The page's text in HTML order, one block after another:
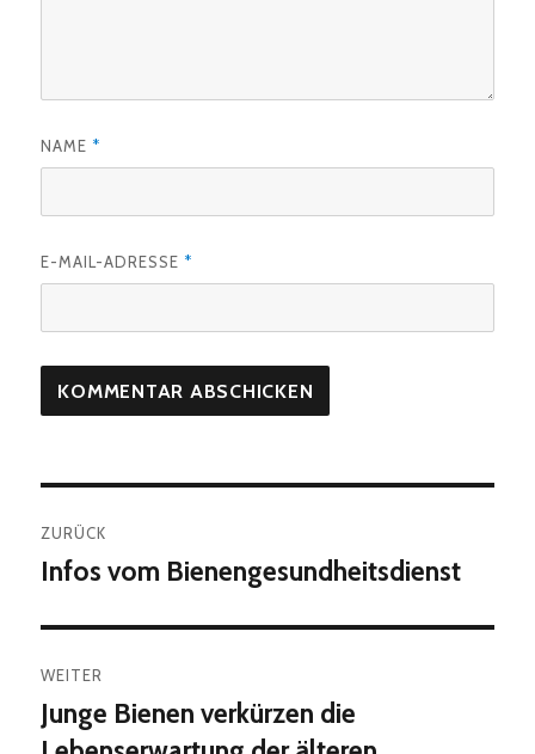
NAME *
E-MAIL-ADRESSE *
ZURÜCK
Vorheriger
Infos vom Bienengesundheitsdienst
WEITER
Nächster
Beitrag:
Junge Bienen verkürzen die